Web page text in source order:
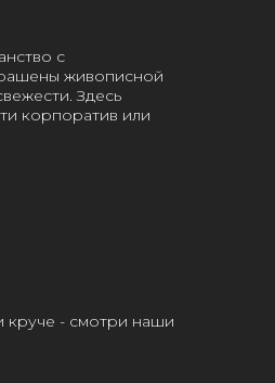
с
живописной
Здесь
корпоратив или
круче - смотри наши